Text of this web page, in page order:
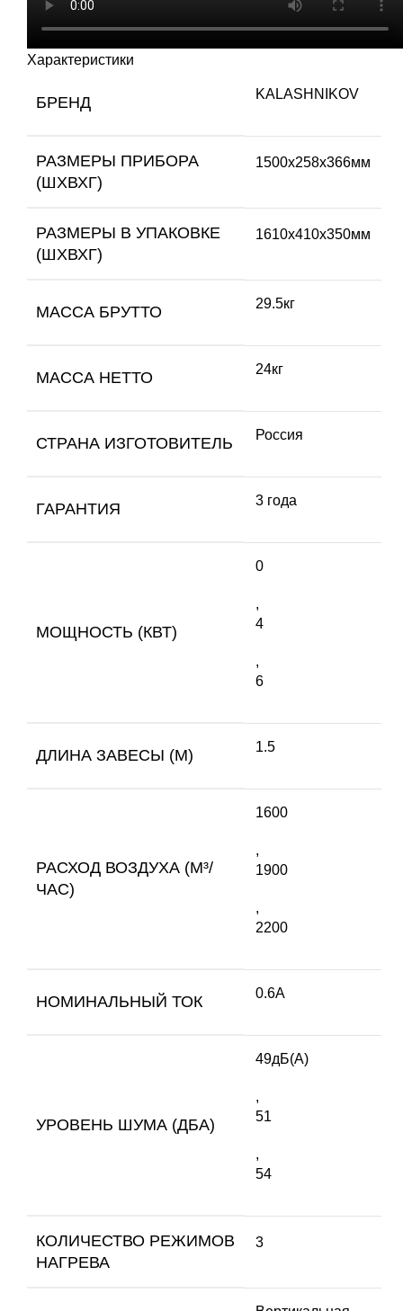
Характеристики
БРЕНД KALASHNIKOV
РАЗМЕРЫ ПРИБОРА
(ШХВХГ)
1500х258х366мм
РАЗМЕРЫ В УПАКОВКЕ
(ШХВХГ)
1610х410х350мм
МАССА БРУТТО 29.5кг
МАССА НЕТТО 24кг
СТРАНА ИЗГОТОВИТЕЛЬ Россия
ГАРАНТИЯ 3 года
МОЩНОСТЬ (КВТ)
0
,
4
,
6
ДЛИНА ЗАВЕСЫ (М) 1.5
РАСХОД ВОЗДУХА (М³/
ЧАС)
1600
,
1900
,
2200
НОМИНАЛЬНЫЙ ТОК 0.6А
УРОВЕНЬ ШУМА (ДБА)
49дБ(А)
,
51
,
54
КОЛИЧЕСТВО РЕЖИМОВ
НАГРЕВА
3